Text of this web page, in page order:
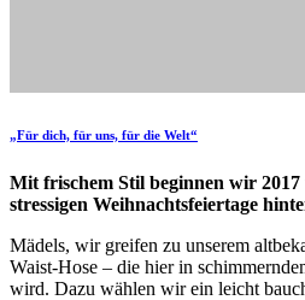
„Für dich, für uns, für die Welt“
Mit frischem Stil beginnen wir 2017
stressigen Weihnachtsfeiertage
Mädels, wir greifen zu unserem
Waist-Hose – die hier in
wird. Dazu wählen wir ein leicht